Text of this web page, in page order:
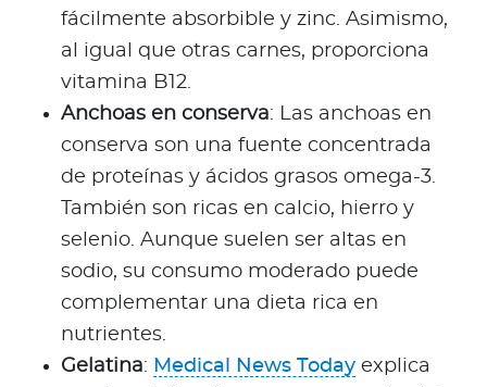
fácilmente absorbible y zinc. Asimismo,
al igual que otras carnes, proporciona
vitamina B12.
Anchoas en conserva: Las anchoas en
conserva son una fuente concentrada
de proteínas y ácidos grasos omega-3.
También son ricas en calcio, hierro y
selenio. Aunque suelen ser altas en
sodio, su consumo moderado puede
complementar una dieta rica en
nutrientes.
Gelatina: Medical News Today explica